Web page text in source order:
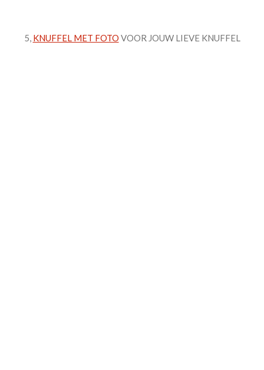
5, KNUFFEL MET FOTO VOOR JOUW LIEVE KNUFFEL